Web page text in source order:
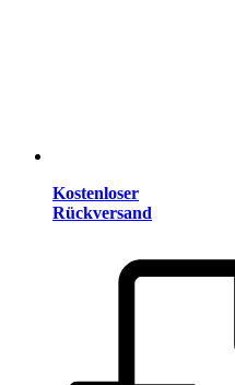
Kostenloser
Rückversand